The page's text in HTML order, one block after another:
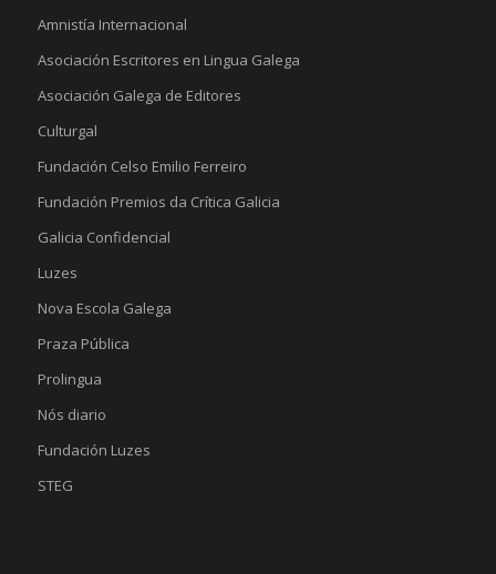
Amnistía Internacional
Asociación Escritores en Lingua Galega
Asociación Galega de Editores
Culturgal
Fundación Celso Emilio Ferreiro
Fundación Premios da Crítica Galicia
Galicia Confidencial
Luzes
Nova Escola Galega
Praza Pública
Prolingua
Nós diario
Fundación Luzes
STEG